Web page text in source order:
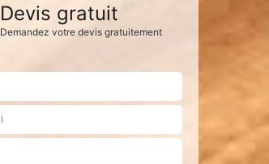
Devis gratuit
Demandez votre devis gratuitement